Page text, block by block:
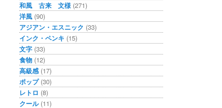
和風 古来 文様 (271)
洋風 (90)
アジアン・エスニック (33)
インク・ペンキ (15)
文字 (33)
食物 (12)
高級感 (17)
ポップ(30)
レトロ (8)
クール(11)